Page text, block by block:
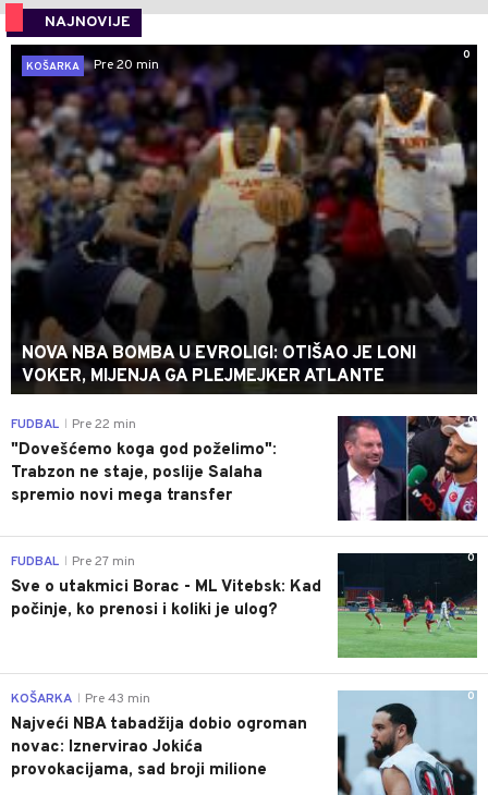
NAJNOVIJE
0
KOŠARKA
Pre 20 min
NOVA NBA BOMBA U EVROLIGI: OTIŠAO JE LONI
VOKER, MIJENJA GA PLEJMEJKER ATLANTE
0
FUDBAL Pre 22 min
"Dovešćemo koga god poželimo":
Trabzon ne staje, poslije Salaha
spremio novi mega transfer
0
FUDBAL Pre 27 min
Sve o utakmici Borac - ML Vitebsk: Kad
počinje, ko prenosi i koliki je ulog?
0
KOŠARKA Pre 43 min
Najveći NBA tabadžija dobio ogroman
novac: Iznervirao Jokića
provokacijama, sad broji milione